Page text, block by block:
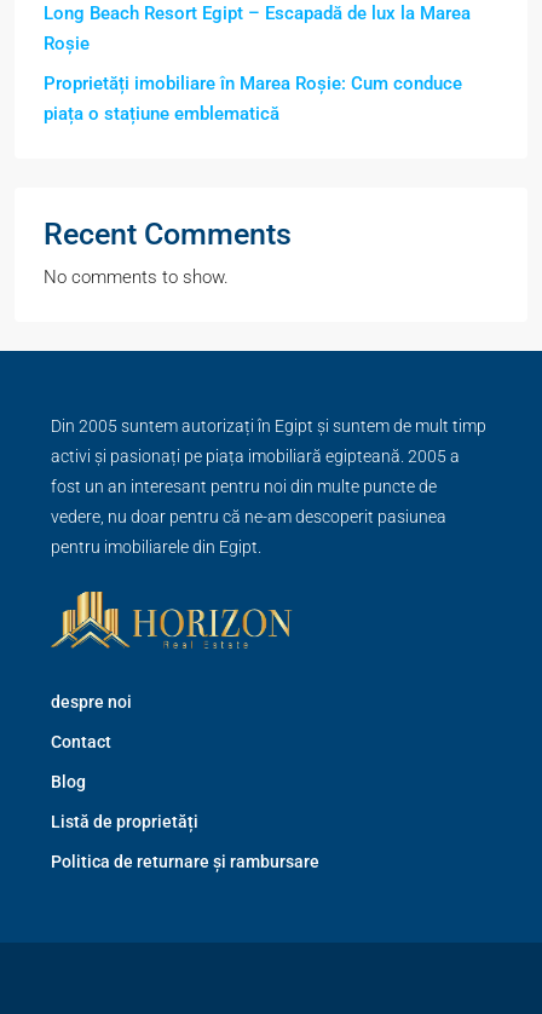
Long Beach Resort Egipt – Escapadă de lux la Marea
Roșie
Proprietăți imobiliare în Marea Roșie: Cum conduce
piața o stațiune emblematică
Recent Comments
No comments to show.
Din 2005 suntem autorizați în Egipt și suntem de mult timp
activi și pasionați pe piața imobiliară egipteană. 2005 a
fost un an interesant pentru noi din multe puncte de
vedere, nu doar pentru că ne-am descoperit pasiunea
pentru imobiliarele din Egipt.
despre noi
Contact
Blog
Listă de proprietăți
Politica de returnare și rambursare